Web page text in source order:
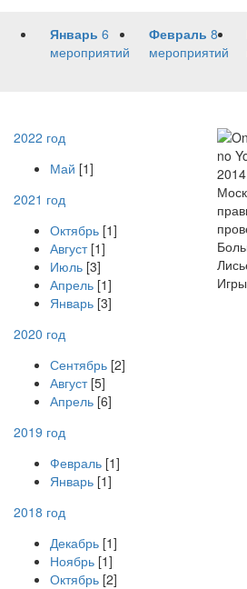
Январь 6
мероприятий
Февраль 8
мероприятий
2022 год
Май [1]
2021 год
Октябрь [1]
Август[1]
Июль [3]
Апрель [1]
Январь [3]
2020 год
Сентябрь [2]
Август[5]
Апрель [6]
2019 год
Февраль [1]
Январь [1]
2018 год
Декабрь [1]
Ноябрь [1]
Октябрь [2]